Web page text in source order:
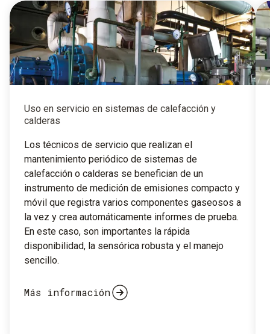
Uso en servicio en sistemas de calefacción y
calderas
Los técnicos de servicio que realizan el
mantenimiento periódico de sistemas de
calefacción o calderas se benefician de un
instrumento de medición de emisiones compacto y
móvil que registra varios componentes gaseosos a
la vez y crea automáticamente informes de prueba.
En este caso, son importantes la rápida
disponibilidad, la sensórica robusta y el manejo
sencillo.
Más información